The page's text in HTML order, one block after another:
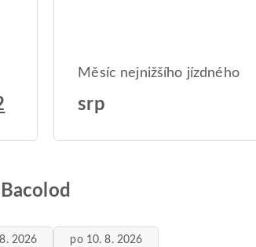
Měsíc nejnižšího jízdného
srp
2026 po 10. 8. 2026